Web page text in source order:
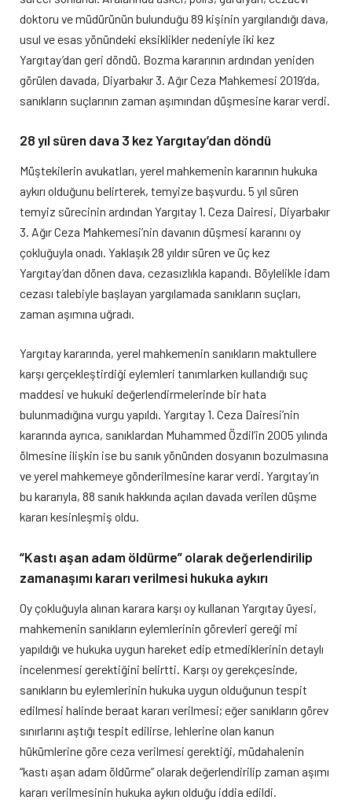
doktoru ve müdürünün bulunduğu 89 kişinin yargılandığı dava,
usul ve esas yönündeki eksiklikler nedeniyle iki kez
Yargıtay’dan geri döndü. Bozma kararının ardından yeniden
görülen davada, Diyarbakır 3. Ağır Ceza Mahkemesi 2019’da,
sanıkların suçlarının zaman aşımından düşmesine karar verdi.
28 yıl süren dava 3 kez Yargıtay’dan döndü
Müştekilerin avukatları, yerel mahkemenin kararının hukuka
aykırı olduğunu belirterek, temyize başvurdu. 5 yıl süren
temyiz sürecinin ardından Yargıtay 1. Ceza Dairesi, Diyarbakır
3. Ağır Ceza Mahkemesi’nin davanın düşmesi kararını oy
çokluğuyla onadı. Yaklaşık 28 yıldır süren ve üç kez
Yargıtay’dan dönen dava, cezasızlıkla kapandı. Böylelikle idam
cezası talebiyle başlayan yargılamada sanıkların suçları,
zaman aşımına uğradı.
Yargıtay kararında, yerel mahkemenin sanıkların maktullere
karşı gerçekleştirdiği eylemleri tanımlarken kullandığı suç
maddesi ve hukuki değerlendirmelerinde bir hata
bulunmadığına vurgu yapıldı. Yargıtay 1. Ceza Dairesi’nin
kararında ayrıca, sanıklardan Muhammed Özdil’in 2005 yılında
ölmesine ilişkin ise bu sanık yönünden dosyanın bozulmasına
ve yerel mahkemeye gönderilmesine karar verdi. Yargıtay’ın
bu kararıyla, 88 sanık hakkında açılan davada verilen düşme
kararı kesinleşmiş oldu.
“Kastı aşan adam öldürme” olarak değerlendirilip
zamanaşımı kararı verilmesi hukuka aykırı
Oy çokluğuyla alınan karara karşı oy kullanan Yargıtay üyesi,
mahkemenin sanıkların eylemlerinin görevleri gereği mi
yapıldığı ve hukuka uygun hareket edip etmediklerinin detaylı
incelenmesi gerektiğini belirtti. Karşı oy gerekçesinde,
sanıkların bu eylemlerinin hukuka uygun olduğunun tespit
edilmesi halinde beraat kararı verilmesi; eğer sanıkların görev
sınırlarını aştığı tespit edilirse, lehlerine olan kanun
hükümlerine göre ceza verilmesi gerektiği, müdahalenin
“kastı aşan adam öldürme” olarak değerlendirilip zaman aşımı
kararı verilmesinin hukuka aykırı olduğu iddia edildi.